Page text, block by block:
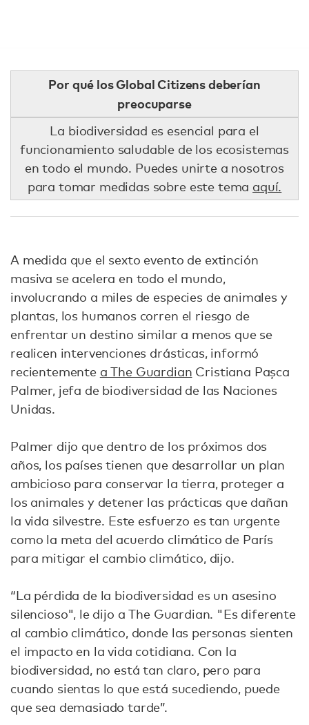
Por qué los Global Citizens deberían
preocuparse
La biodiversidad es esencial para el
funcionamiento saludable de los ecosistemas
en todo el mundo. Puedes unirte a nosotros
para tomar medidas sobre este tema aquí.
A medida que el sexto evento de extinción
masiva se acelera en todo el mundo,
involucrando a miles de especies de animales y
plantas, los humanos corren el riesgo de
enfrentar un destino similar a menos que se
realicen intervenciones drásticas, informó
recientemente a The Guardian Cristiana Pașca
Palmer, jefa de biodiversidad de las Naciones
Unidas.
Palmer dijo que dentro de los próximos dos
años, los países tienen que desarrollar un plan
ambicioso para conservar la tierra, proteger a
los animales y detener las prácticas que dañan
la vida silvestre. Este esfuerzo es tan urgente
como la meta del acuerdo climático de París
para mitigar el cambio climático, dijo.
“La pérdida de la biodiversidad es un asesino
silencioso", le dijo a The Guardian. "Es diferente
al cambio climático, donde las personas sienten
el impacto en la vida cotidiana. Con la
biodiversidad, no está tan claro, pero para
cuando sientas lo que está sucediendo, puede
que sea demasiado tarde”.